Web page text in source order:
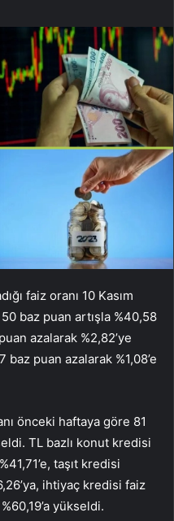
faiz oranı 10 Kasım
baz puan artışla %40,58
azalarak %2,82’ye
puan azalarak %1,08’e
önceki haftaya göre 81
TL bazlı konut kredisi
taşıt kredisi
ihtiyaç kredisi faiz
yükseldi.